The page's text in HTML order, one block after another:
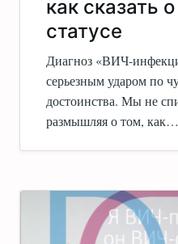
как сказать
статусе
Диагноз «ВИЧ-
серьезным ударом по
достоинства. Мы не
размышляя о том, как…